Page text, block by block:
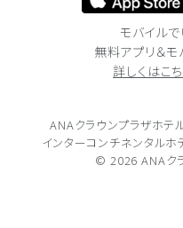
モバイル
無料アプリ＆モ
詳しくはこ
ANAクラウンプラザホテ
インターコンチネンタル
© 2026 ANAク